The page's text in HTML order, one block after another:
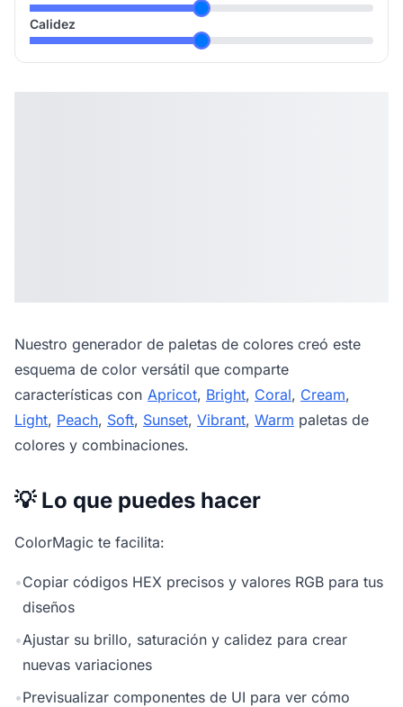
Calidez
Nuestro generador de paletas de colores creó este
esquema de color versátil que comparte
características con Apricot, Bright, Coral, Cream,
Light, Peach, Soft, Sunset, Vibrant, Warm paletas de
colores y combinaciones.
💡 Lo que puedes hacer
ColorMagic te facilita:
•Copiar códigos HEX precisos y valores RGB para tus
diseños
•Ajustar su brillo, saturación y calidez para crear
nuevas variaciones
•Previsualizar componentes de UI para ver cómo